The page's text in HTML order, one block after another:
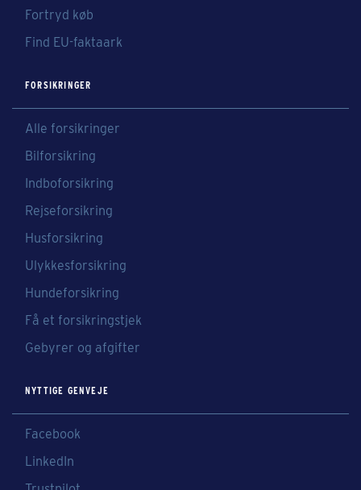
Fortryd køb
Find EU-faktaark
FORSIKRINGER
Alle forsikringer
Bilforsikring
Indboforsikring
Rejseforsikring
Husforsikring
Ulykkesforsikring
Hundeforsikring
Få et forsikringstjek
Gebyrer og afgifter
NYTTIGE GENVEJE
Facebook
LinkedIn